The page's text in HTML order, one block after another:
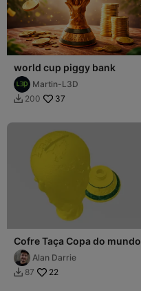
world cup piggy bank
Martin-L3D
 200 37
Cofre Taça Copa do mundo
Alan Darrie
 87 22